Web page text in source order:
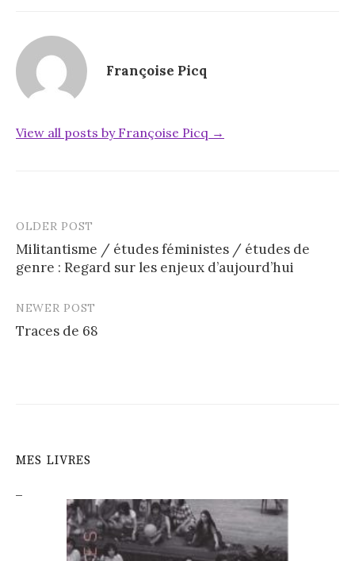
Françoise Picq
View all posts by Françoise Picq →
Post
navigation
OLDER POST
Militantisme / études féministes / études de
genre : Regard sur les enjeux d’aujourd’hui
NEWER POST
Traces de 68
MES LIVRES